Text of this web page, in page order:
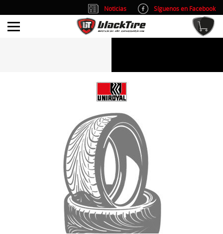
Noticias
Síguenos en Facebook
info@blacktire.es
Atención al cliente: L/V 9:00-14:00 y 15:00-19:00